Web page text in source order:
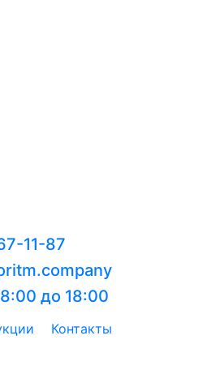
11-87
до 18:00
Контакты